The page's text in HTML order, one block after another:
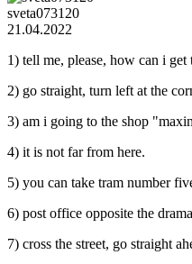
sveta073120
21.04.2022
1) tell me, please, how can i
2) go straight, turn left at the
3) am i going to the shop
4) it is not far from here.
5) you can take tram number
6) post office opposite the
7) cross the street, go straight